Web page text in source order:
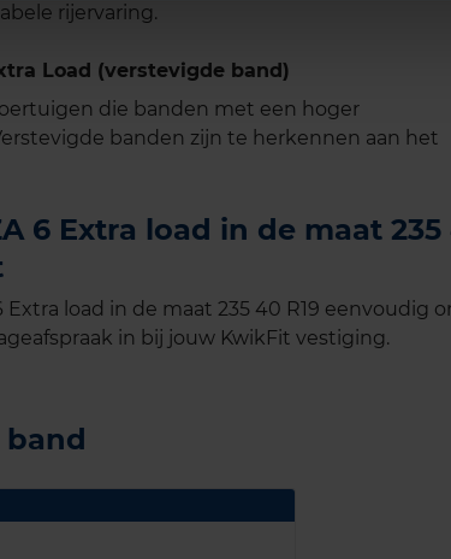
rijervaring.
Load (verstevigde band)
die banden met een hoger
banden zijn te herkennen aan het
6 Extra load in de maat 235
Extra load in de maat 235 40 R19 eenvoudig
in bij jouw KwikFit vestiging.